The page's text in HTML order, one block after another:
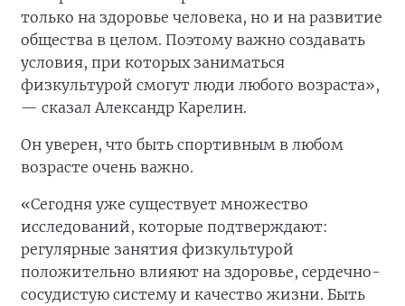
только на здоровье человека, но и на развитие
общества в целом. Поэтому важно создавать
условия, при которых заниматься
физкультурой смогут люди любого возраста»,
— сказал Александр Карелин.
Он уверен, что быть спортивным в любом
возрасте очень важно.
«Сегодня уже существует множество
исследований, которые подтверждают:
регулярные занятия физкультурой
положительно влияют на здоровье, сердечно-
сосудистую систему и качество жизни. Быть